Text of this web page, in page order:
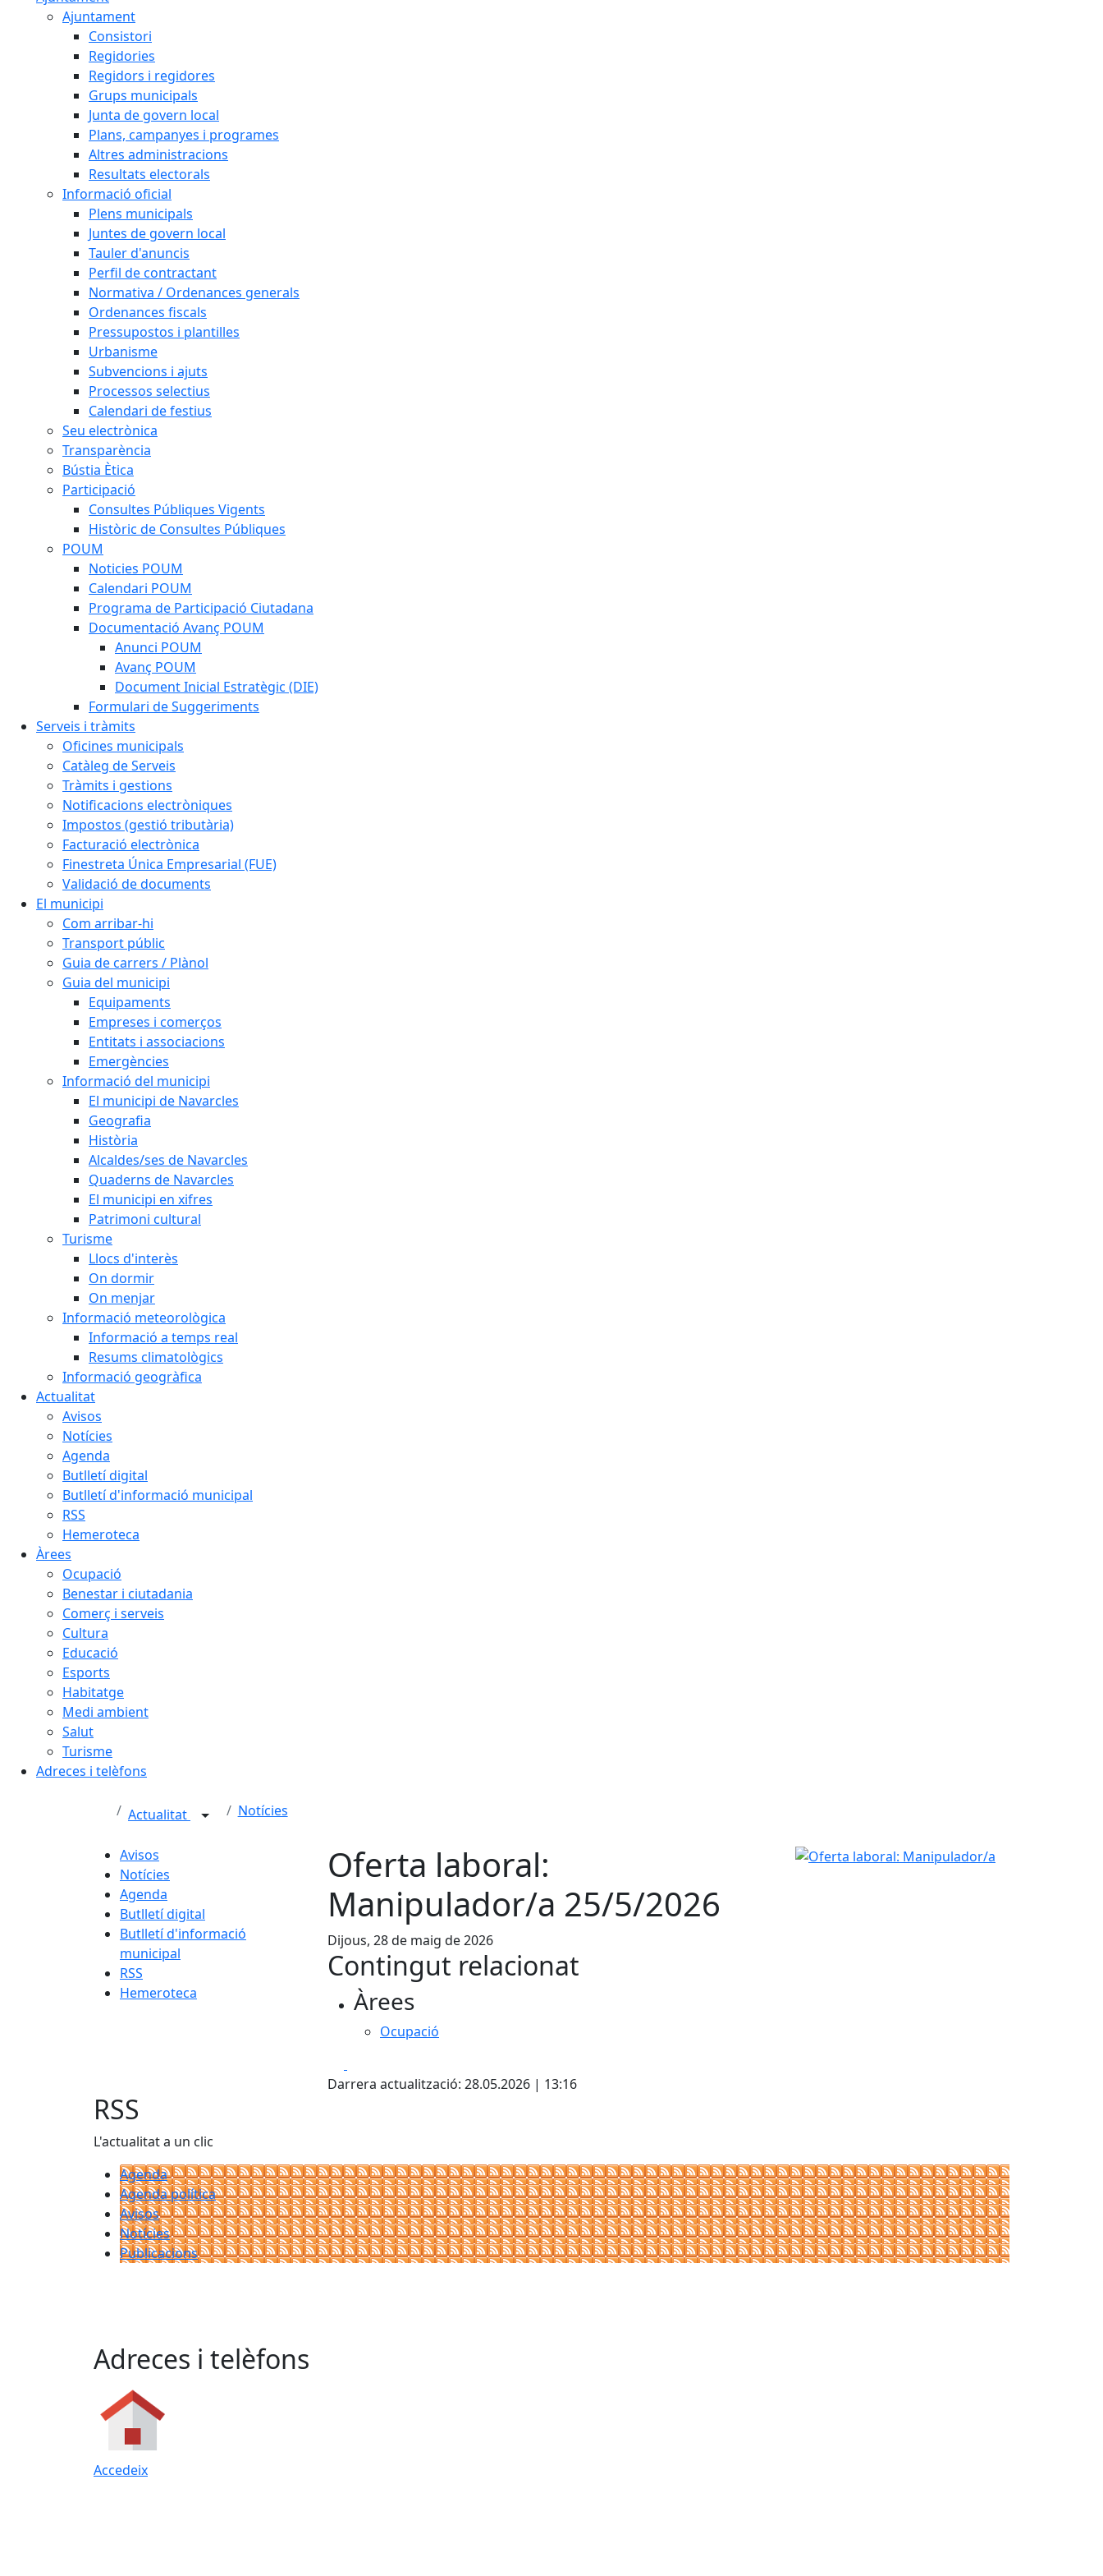
Ajuntament
Consistori
Regidories
Regidors i regidores
Grups municipals
Junta de govern local
Plans, campanyes i programes
Altres administracions
Resultats electorals
Informació oficial
Plens municipals
Juntes de govern local
Tauler d'anuncis
Perfil de contractant
Normativa / Ordenances generals
Ordenances fiscals
Pressupostos i plantilles
Urbanisme
Subvencions i ajuts
Processos selectius
Calendari de festius
Seu electrònica
Transparència
Bústia Ètica
Participació
Consultes Públiques Vigents
Històric de Consultes Públiques
POUM
Noticies POUM
Calendari POUM
Programa de Participació Ciutadana
Documentació Avanç POUM
Anunci POUM
Avanç POUM
Document Inicial Estratègic (DIE)
Formulari de Suggeriments
Serveis i tràmits
Oficines municipals
Catàleg de Serveis
Tràmits i gestions
Notificacions electròniques
Impostos (gestió tributària)
Facturació electrònica
Finestreta Única Empresarial (FUE)
Validació de documents
El municipi
Com arribar-hi
Transport públic
Guia de carrers / Plànol
Guia del municipi
Equipaments
Empreses i comerços
Entitats i associacions
Emergències
Informació del municipi
El municipi de Navarcles
Geografia
Història
Alcaldes/ses de Navarcles
Quaderns de Navarcles
El municipi en xifres
Patrimoni cultural
Turisme
Llocs d'interès
On dormir
On menjar
Informació meteorològica
Informació a temps real
Resums climatològics
Informació geogràfica
Actualitat
Avisos
Notícies
Agenda
Butlletí digital
Butlletí d'informació municipal
RSS
Hemeroteca
Àrees
Ocupació
Benestar i ciutadania
Comerç i serveis
Cultura
Educació
Esports
Habitatge
Medi ambient
Salut
Turisme
Adreces i telèfons
Actualitat Notícies
Avisos
Notícies
Agenda
Butlletí digital
Butlletí d'informació
municipal
RSS
Hemeroteca
Oferta laboral:
Manipulador/a 25/5/2026
Dijous, 28 de maig de 2026
Contingut relacionat
Àrees
Ocupació
Darrera actualització: 28.05.2026 | 13:16
Oferta laboral: Manipulador/a
RSS
L'actualitat a un clic
Agenda
Agenda política
Avisos
Notícies
Publicacions
Adreces i telèfons
Accedeix